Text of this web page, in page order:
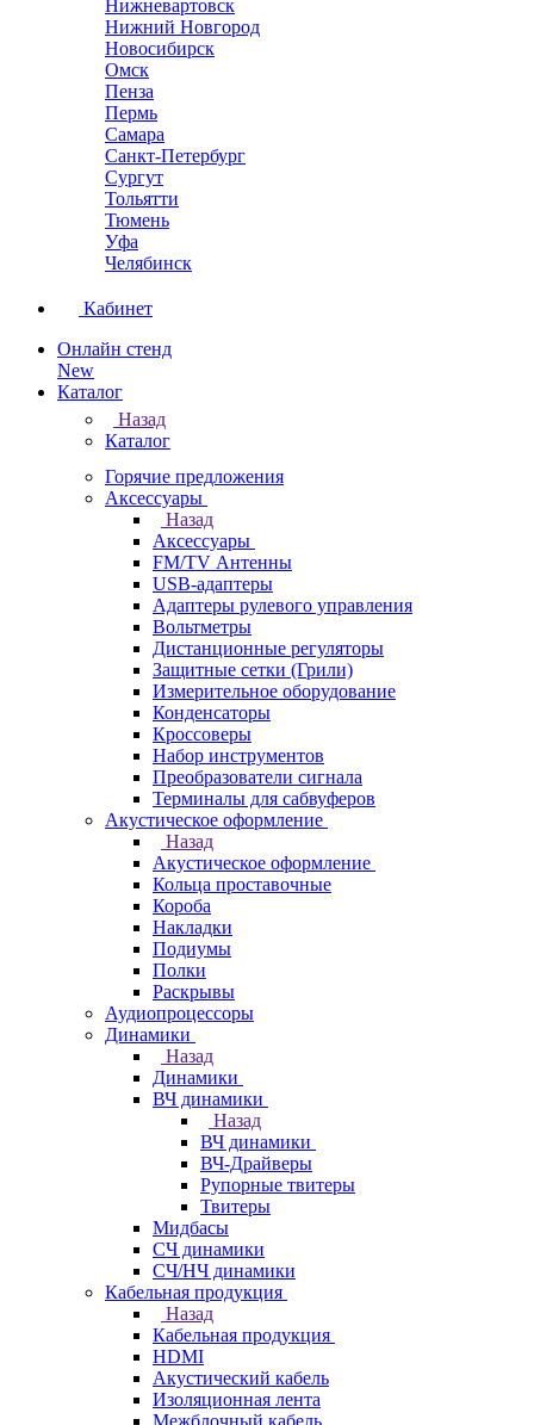
Нижневартовск
Нижний Новгород
Новосибирск
Омск
Пенза
Пермь
Самара
Санкт-Петербург
Сургут
Тольятти
Тюмень
Уфа
Челябинск
Кабинет
Онлайн стенд
New
Каталог
Назад
Каталог
Горячие предложения
Аксессуары
Назад
Аксессуары
FM/TV Антенны
USB-адаптеры
Адаптеры рулевого управления
Вольтметры
Дистанционные регуляторы
Защитные сетки (Грили)
Измерительное оборудование
Конденсаторы
Кроссоверы
Набор инструментов
Преобразователи сигнала
Терминалы для сабвуферов
Акустическое оформление
Назад
Акустическое оформление
Кольца проставочные
Короба
Накладки
Подиумы
Полки
Раскрывы
Аудиопроцессоры
Динамики
Назад
Динамики
ВЧ динамики
Назад
ВЧ динамики
ВЧ-Драйверы
Рупорные твитеры
Твитеры
Мидбасы
СЧ динамики
СЧ/НЧ динамики
Кабельная продукция
Назад
Кабельная продукция
HDMI
Акустический кабель
Изоляционная лента
Межблочный кабель